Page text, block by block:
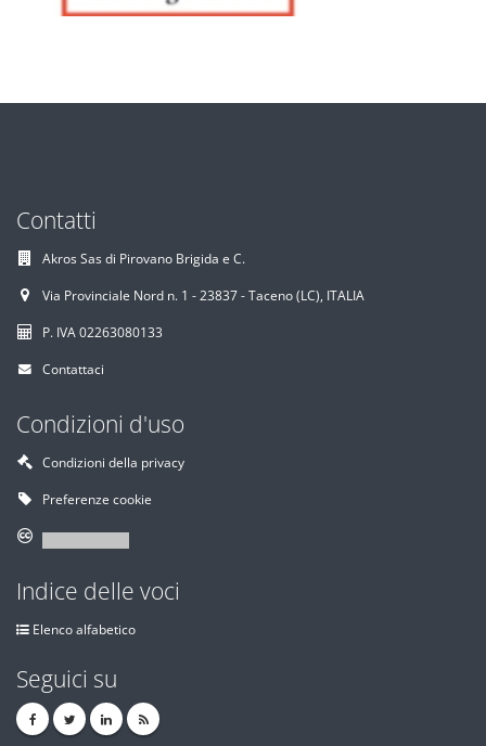
Contatti
Akros Sas di Pirovano Brigida e C.
Via Provinciale Nord n. 1 - 23837 - Taceno (LC), ITALIA
P. IVA 02263080133
Contattaci
Condizioni d'uso
Condizioni della privacy
Preferenze cookie
Indice delle voci
Elenco alfabetico
Seguici su